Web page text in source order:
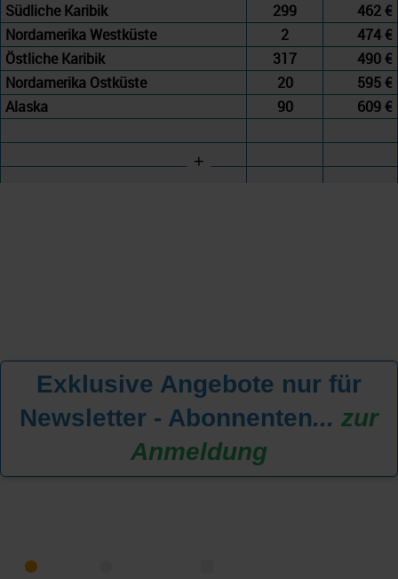
Südliche Karibik
299
462 €
Nordamerika Westküste
2
474 €
Östliche Karibik
317
490 €
Nordamerika Ostküste
20
595 €
Alaska
90 609 €
+
Exklusive Angebote nur für
Newsletter - Abonnenten... zur
Anmeldung